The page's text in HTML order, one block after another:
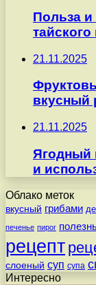
Польза и
21.11.2025
вкусный
21.11.2025
Ягодный
и
Облако меток
вкусный грибами
печенье пирог
рецепт
слоеный суп супа
Интересно